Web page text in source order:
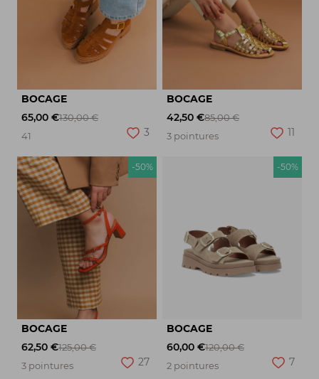
BOCAGE
65,00 €130,00 €
41
3
BOCAGE
42,50 €85,00 €
3 pointures
11
-50%
BOCAGE
62,50 €125,00 €
3 pointures
27
-50%
BOCAGE
60,00 €120,00 €
2 pointures
7